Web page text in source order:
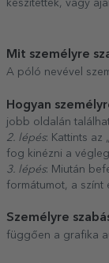
készítettek, vagy
Mit személyre
A póló nevével
Hogyan
jobb oldalán
2. lépés: Kattints az
fog kinézni a
3. lépés: Miután
formátumot, a színt
Személyre
függően a grafika